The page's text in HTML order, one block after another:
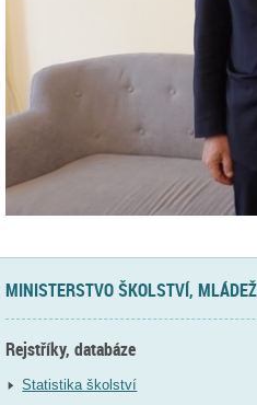
MINISTERSTVO ŠKOLSTVÍ,
Rejstříky, databáze
Statistika školství